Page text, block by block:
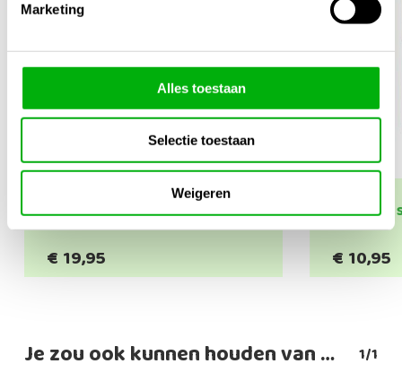
Marketing
Alles toestaan
Selectie toestaan
Weigeren
Solinger Ikebana schaar
€ 19,95
Eèn oog
€ 10,95
Je zou ook kunnen houden van … 1/1